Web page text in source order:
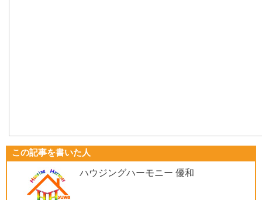
この記事を書いた人
ハウジングハーモニー 優和